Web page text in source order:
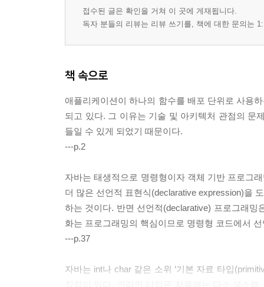
PROPOSAL 75 의존성을 잘 관리하자 185
PROPOSAL 76 ‘관심사 분리’가 중요한 이유 187
PROPOSAL 80 자바 샌드박스를 벗어나자 198
PROPOSAL 81 코루틴에 대한 고찰 201
PROPOSAL 82 스레드는 인프라스트럭처로 취급
PROPOSAL 83 정말 좋은 개발자의 세 가지 특징
PROPOSAL 84 마이크로서비스 아키텍처의 트레
PROPOSAL 86 컨테이너로 통합 테스트의 숨겨진
PROPOSAL 87 퍼즈 테스트의 어마무시한 효과
PROPOSAL 88 커버리지를 이용해 단위 테스트 개
PROPOSAL 89 사용자 정의 아이덴티티 애노테이
PROPOSAL 90 테스트를 이용해 더 나은 소프트
PROPOSAL 92 커뮤니티의 힘을 빌려 경력을 개발
접수된 글은 확인을 거쳐 이 곳에 게재됩니다.
독자 분들의 리뷰는 리뷰 쓰기를, 책에 대한 문의는
책 속으로
애플리케이션이 하나의 함수를 배포 단위로 사용
되고 있다. 그 이유는 기술 및 아키텍처 관점의 문
들일 수 있게 되었기 때문이다.
---p.2
자바는 태생적으로 명령형이자 객체 기반 프로그
더 많은 선언적 표현식(declarative expression)을
하는 것이다. 반면 선언적(declarative) 프로그래
화는 프로그래밍의 핵심이므로 명령형 코드에서
---p.37
자바는 int나 char 같은 소위 ‘기본 자료 타입